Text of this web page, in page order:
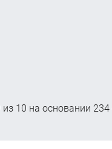
из 10 на основании 234